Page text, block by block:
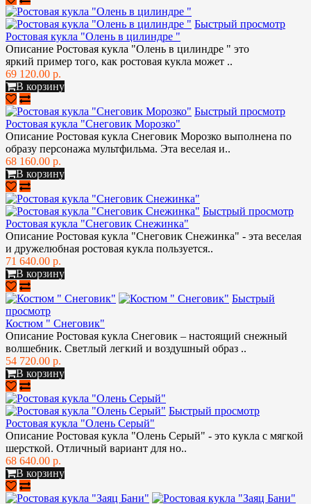
Быстрый просмотр
Ростовая кукла "Олень в цилиндре "
Описание Ростовая кукла "Олень в цилиндре " это
яркий пример того, как ростовая кукла может ..
69 120.00 р.
В корзину
Быстрый просмотр
Ростовая кукла "Снеговик Морозко"
Описание Ростовая кукла Снеговик Морозко выполнена по
образу персонажа мультфильма. Эта веселая и..
68 160.00 р.
В корзину
Быстрый просмотр
Ростовая кукла "Снеговик Снежинка"
Описание Ростовая кукла "Снеговик Снежинка" - эта веселая
и дружелюбная ростовая кукла пользуется..
71 640.00 р.
В корзину
Быстрый
просмотр
Костюм " Снеговик"
Описание Ростовая кукла Снеговик – настоящий снежный
волшебник. Светлый легкий и воздушный образ ..
54 720.00 р.
В корзину
Быстрый просмотр
Ростовая кукла "Олень Серый"
Описание Ростовая кукла "Олень Cерый" - это кукла с мягкой
шерсткой. Отличный вариант для но..
68 640.00 р.
В корзину